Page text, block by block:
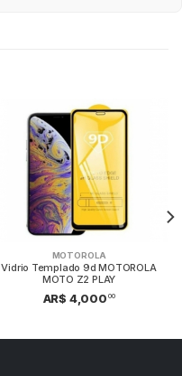
MOTOROLA
Vidrio Templado 9d MOTOROLA
MOTO Z2 PLAY
AR$ 4,000 00